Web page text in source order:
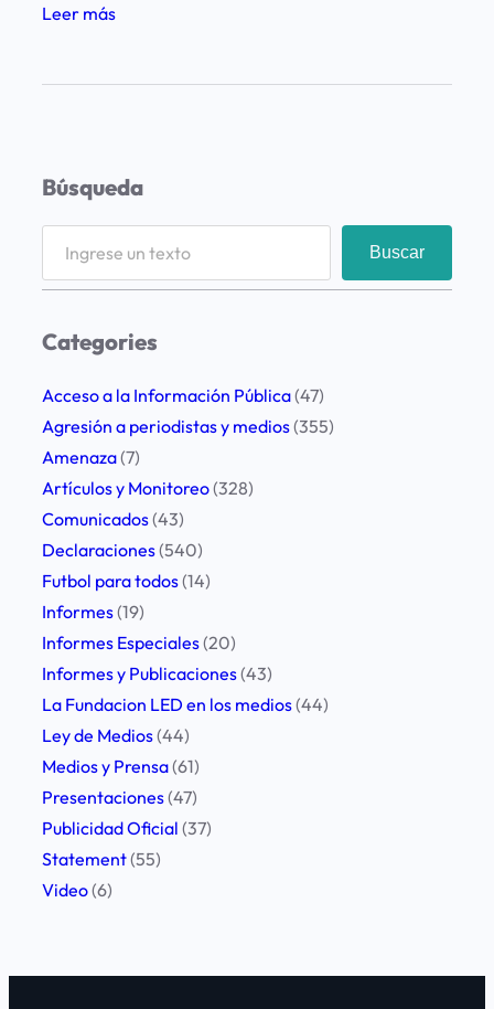
Leer más:
a
d
o
c
n
t
a
m
a
i
«
l
Búsqueda
r
h
Buscar
Categories
Acceso a la Información Pública(47)
Agresión a periodistas y medios(355)
Amenaza(7)
Artículos y Monitoreo(328)
Comunicados(43)
Declaraciones(540)
Futbol para todos(14)
Informes(19)
Informes Especiales(20)
Informes y Publicaciones(43)
La Fundacion LED en los medios(44)
Ley de Medios(44)
Medios y Prensa(61)
Presentaciones(47)
Publicidad Oficial (37)
Statement(55)
Video(6)